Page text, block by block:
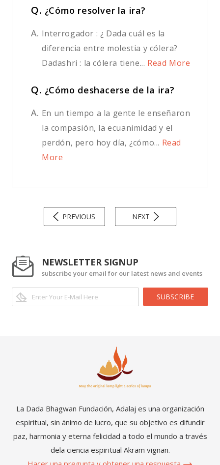
Q. ¿Cómo resolver la ira?
A. Interrogador : ¿ Dada cuál es la
diferencia entre molestia y cólera?
Dadashri : la cólera tiene... Read More
Q. ¿Cómo deshacerse de la ira?
A. En un tiempo a la gente le enseñaron
la compasión, la ecuanimidad y el
perdón, pero hoy día, ¿cómo... Read
More
PREVIOUS NEXT
NEWSLETTER SIGNUP
subscribe your email for our latest news and events
SUBSCRIBE
La Dada Bhagwan Fundación, Adalaj es una organización
espiritual, sin ánimo de lucro, que su objetivo es difundir
paz, harmonia y eterna felicidad a todo el mundo a través
dela ciencia espiritual Akram vignan.